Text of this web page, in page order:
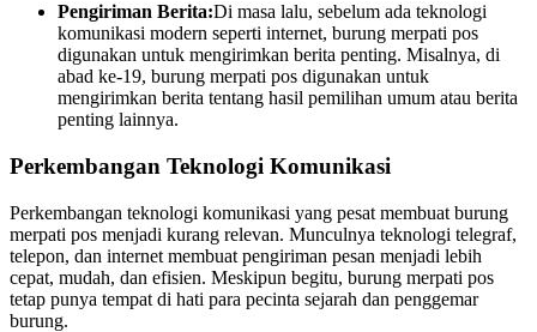
Pengiriman Berita:Di masa lalu, sebelum ada teknologi
komunikasi modern seperti internet, burung merpati pos
digunakan untuk mengirimkan berita penting. Misalnya, di
abad ke-19, burung merpati pos digunakan untuk
mengirimkan berita tentang hasil pemilihan umum atau berita
penting lainnya.
Perkembangan Teknologi Komunikasi
Perkembangan teknologi komunikasi yang pesat membuat burung
merpati pos menjadi kurang relevan. Munculnya teknologi telegraf,
telepon, dan internet membuat pengiriman pesan menjadi lebih
cepat, mudah, dan efisien. Meskipun begitu, burung merpati pos
tetap punya tempat di hati para pecinta sejarah dan penggemar
burung.